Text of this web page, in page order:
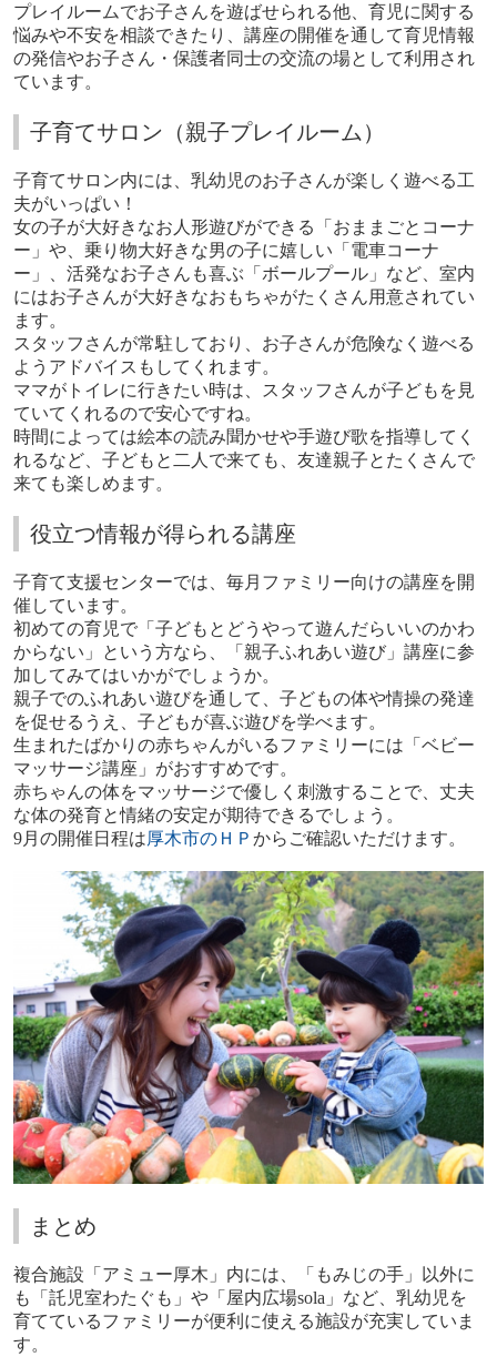
プレイルームでお子さんを遊ばせられる他、 育児に関する
悩みや不安を相談できたり、講座の開催を通して育児情報
の発信やお子さん・保護者同士の交流の場として利用され
ています。
子育てサロン（親子プレイルーム）
子育てサロン内には、乳幼児のお子さんが楽しく遊べる工
夫がいっぱい！
女の子が大好きなお人形遊びができる「おままごとコーナ
ー」や、乗り物大好きな男の子に嬉しい「電車コーナ
ー」、活発なお子さんも喜ぶ「ボールプール」など、室内
にはお子さんが大好きなおもちゃがたくさん用意されてい
ます。
スタッフさんが常駐しており、お子さんが危険なく遊べる
ようアドバイスもしてくれます。
ママがトイレに行きたい時は、スタッフさんが子どもを見
ていてくれるので安心ですね。
時間によっては絵本の読み聞かせや手遊び歌を指導してく
れるなど、子どもと二人で来ても、友達親子とたくさんで
来ても楽しめます。
役立つ情報が得られる講座
子育て支援センターでは、毎月ファミリー向けの講座を開
催しています。
初めての育児で「子どもとどうやって遊んだらいいのかわ
からない」という方なら、「親子ふれあい遊び」講座に参
加してみてはいかがでしょうか。
親子でのふれあい遊びを通して、子どもの体や情操の発達
を促せるうえ、子どもが喜ぶ遊びを学べます。
生まれたばかりの赤ちゃんがいるファミリーには「ベビー
マッサージ講座」がおすすめです。
赤ちゃんの体をマッサージで優しく刺激することで、丈夫
な体の発育と情緒の安定が期待できるでしょう。
9月の開催日程は厚木市のＨＰ からご確認いただけます。
まとめ
複合施設「アミュー厚木」内には、「もみじの手」以外に
も「託児室わたぐも」や「屋内広場sola」など、乳幼児を
育てているファミリーが便利に使える施設が充実していま
す。